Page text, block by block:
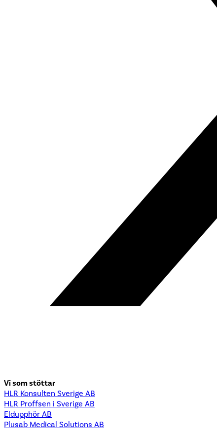
Vi som stöttar
HLR Konsulten Sverige AB
HLR Proffsen i Sverige AB
Eldupphör AB
Plusab Medical Solutions AB